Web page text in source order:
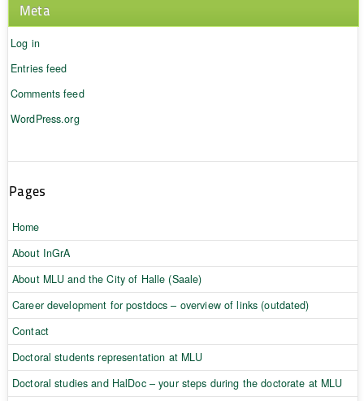
Meta
Log in
Entries feed
Comments feed
WordPress.org
Pages
Home
About InGrA
About MLU and the City of Halle (Saale)
Career development for postdocs – overview of links (outdated)
Contact
Doctoral students representation at MLU
Doctoral studies and HalDoc – your steps during the doctorate at MLU